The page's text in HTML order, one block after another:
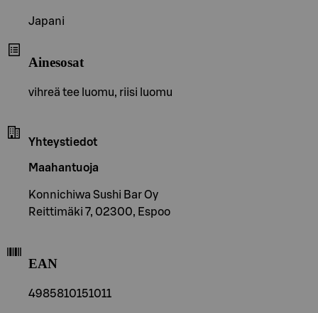
Japani
Ainesosat
vihreä tee luomu, riisi luomu
Yhteystiedot
Maahantuoja
Konnichiwa Sushi Bar Oy
Reittimäki 7, 02300, Espoo
EAN
4985810151011